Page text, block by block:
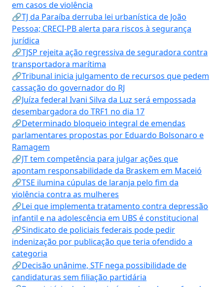
em casos de violência
🔗TJ da Paraíba derruba lei urbanística de João
Pessoa; CRECI-PB alerta para riscos à segurança
jurídica
🔗TJSP rejeita ação regressiva de seguradora contra
transportadora marítima
🔗Tribunal inicia julgamento de recursos que pedem
cassação do governador do RJ
🔗Juíza federal Ivani Silva da Luz será empossada
desembargadora do TRF1 no dia 17
🔗Determinado bloqueio integral de emendas
parlamentares propostas por Eduardo Bolsonaro e
Ramagem
🔗JT tem competência para julgar ações que
apontam responsabilidade da Braskem em Maceió
🔗TSE ilumina cúpulas de laranja pelo fim da
violência contra as mulheres
🔗Lei que implementa tratamento contra depressão
infantil e na adolescência em UBS é constitucional
🔗Sindicato de policiais federais pode pedir
indenização por publicação que teria ofendido a
categoria
🔗Decisão unânime, STF nega possibilidade de
candidaturas sem filiação partidária